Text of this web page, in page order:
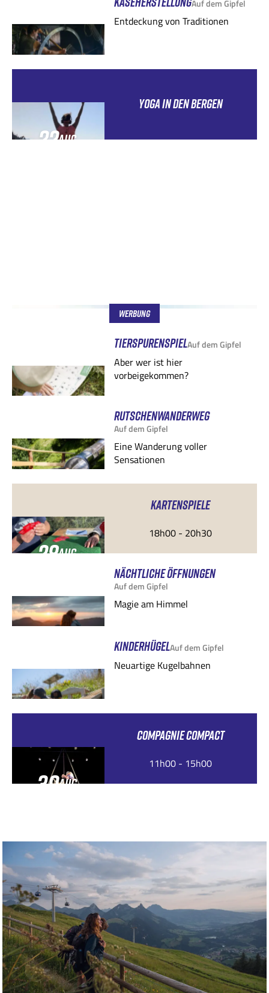
Auf dem Gipfel
Entdeckung von Traditionen
22AUG.
YOGA IN DEN BERGEN
Werbung
TIERSPURENSPIELAuf dem Gipfel
Aber wer ist hier
vorbeigekommen?
RUTSCHENWANDERWEG
Auf dem Gipfel
Eine Wanderung voller
Sensationen
28AUG.
KARTENSPIELE
18h00 - 20h30
NÄCHTLICHE ÖFFNUNGEN
Auf dem Gipfel
Magie am Himmel
KINDERHÜGELAuf dem Gipfel
Neuartige Kugelbahnen
30AUG.
COMPAGNIE COMPACT
11h00 - 15h00